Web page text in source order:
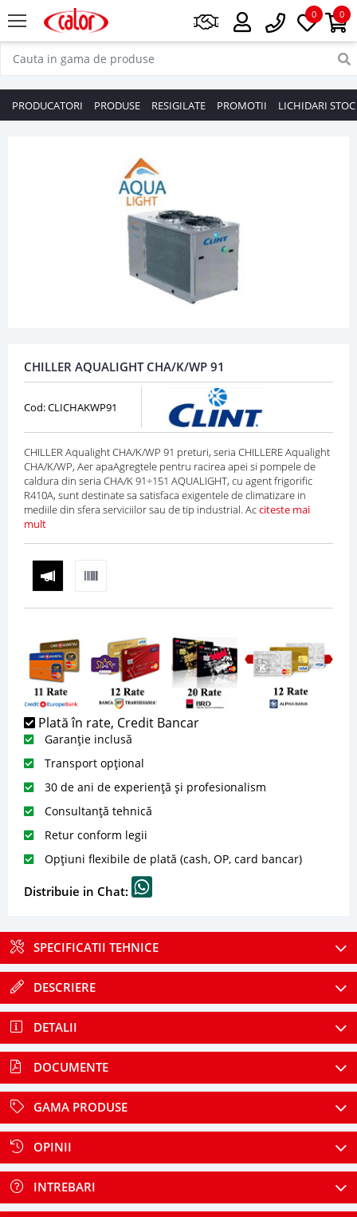
0
0
PRODUCATORI PRODUSE RESIGILATE PROMOTII LICHIDARI STOC
CHILLER AQUALIGHT CHA/K/WP 91
Cod: CLICHAKWP91
CHILLER Aqualight CHA/K/WP 91 preturi, seria CHILLERE Aqualight
CHA/K/WP, Aer apaAgregtele pentru racirea apei si pompele de
caldura din seria CHA/K 91÷151 AQUALIGHT, cu agent frigorific
R410A, sunt destinate sa satisfaca exigentele de climatizare in
mediile din sfera serviciilor sau de tip industrial. Acciteste mai
mult
Plată în rate, Credit Bancar
Garanție inclusă
Transport opțional
30 de ani de experiență și profesionalism
Consultanță tehnică
Retur conform legii
Opțiuni flexibile de plată (cash, OP, card bancar)
Distribuie in Chat:
SPECIFICATII TEHNICE
DESCRIERE
DETALII
DOCUMENTE
GAMA PRODUSE
OPINII
INTREBARI